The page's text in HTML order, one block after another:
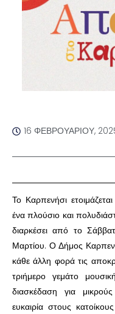
16 ΦΕΒΡΟΥΑΡΊΟΥ,
Το Καρπενήσι
ένα πλούσιο και
διαρκέσει από το
Μαρτίου. Ο Δήμος
κάθε άλλη φορά τις
τριήμερο γεμάτο
διασκέδαση για
ευκαιρία στους